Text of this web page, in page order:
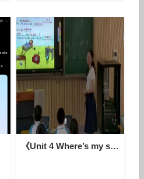
《Unit 4 Where’s my schoolbag - Section A 1a—2d》人教版英语七上-广东-钟晓